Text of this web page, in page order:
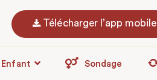
Télécharger l’app mobile
Enfant Sondage